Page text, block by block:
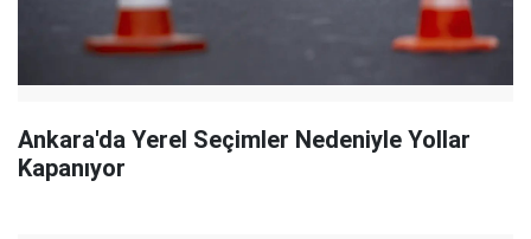
Ankara'da Yerel Seçimler Nedeniyle Yollar
Kapanıyor